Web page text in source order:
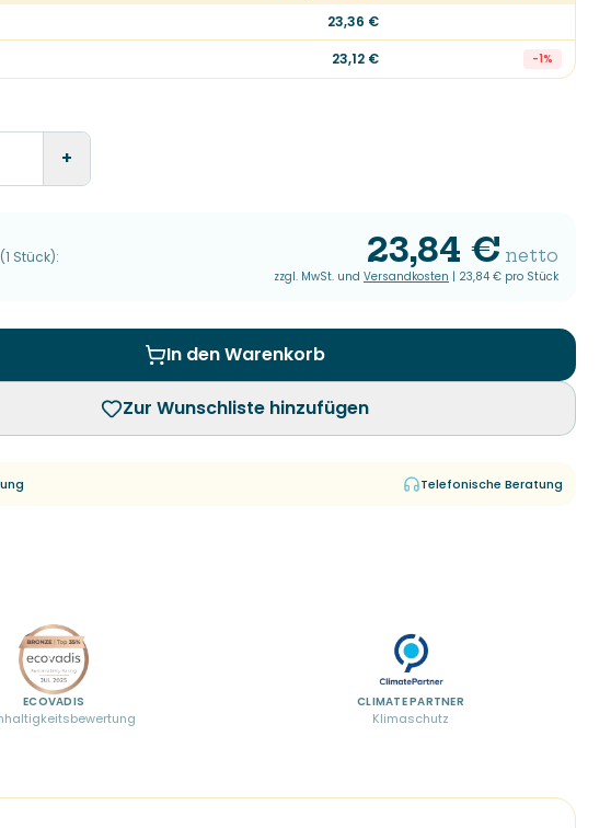
23,36 €
23,12 € -1%
+
(1 Stück): 23,84 € netto
zzgl. MwSt. und Versandkosten | 23,84 € pro Stück
In den Warenkorb
Zur Wunschliste hinzufügen
Telefonische Beratung
ECOVADIS CLIMATE PARTNER
Klimaschutz